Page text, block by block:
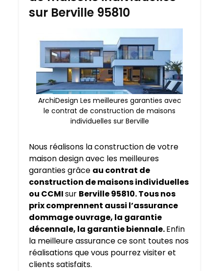
sur Berville 95810
ArchiDesign Les meilleures garanties avec
le contrat de construction de maisons
individuelles sur Berville
Nous réalisons la construction de votre
maison design avec les meilleures
garanties grâce au contrat de
construction de maisons individuelles
ou CCMIsur Berville 95810. Tous nos
prix comprennent aussi l’assurance
dommage ouvrage, la garantie
décennale, la garantie biennale.Enfin
la meilleure assurance ce sont toutes nos
réalisations que vous pourrez visiter et
clients satisfaits.